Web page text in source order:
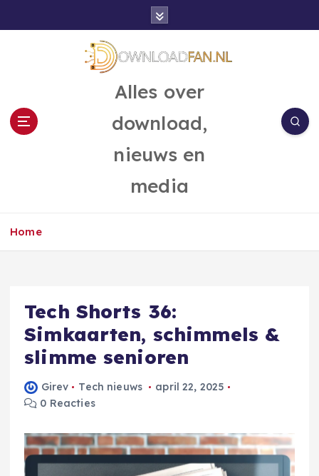
Alles over
download,
nieuws en
media
Home
Tech Shorts 36:
Simkaarten, schimmels &
slimme senioren
Girev Tech nieuws
april 22, 2025
0 Reacties